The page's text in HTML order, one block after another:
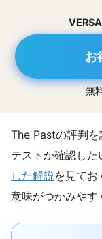
お
無
The Pastの評判
テストか確認した
した解説を見て
意味がつかみやす